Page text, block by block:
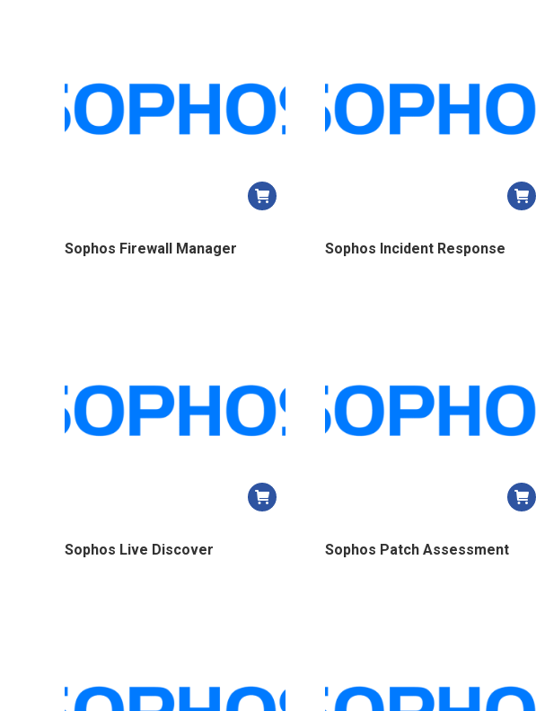
Sophos Firewall Manager Sophos Incident Response
Sophos Live Discover Sophos Patch Assessment